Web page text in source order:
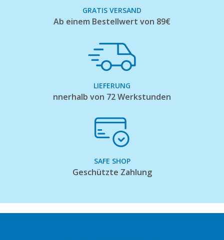
GRATIS VERSAND
Ab einem Bestellwert von 89€
LIEFERUNG
nnerhalb von 72 Werkstunden
SAFE SHOP
Geschützte Zahlung